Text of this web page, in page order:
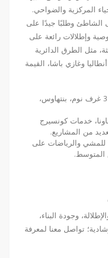
المركزية والضواحي.
الشاطئ وطلبًا جيدًا على
وإطلالات رائعة على
مثل الطرق الدائرية
وغازي باشا، القيمة
شقق استوديو حتى 3 غرف نوم، بنتهاوس،
خدمات كونسيرج
من المشاريع.
والرياضات على
المتوسط.
وجودة البناء،
تواصل معنا لمعرفة